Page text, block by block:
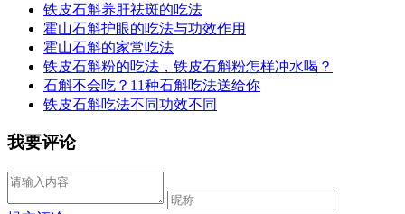
铁皮石斛养肝祛斑的吃法
霍山石斛护眼的吃法与功效作用
霍山石斛的家常吃法
铁皮石斛粉的吃法，铁皮石斛粉怎样冲水喝？
石斛不会吃？11种石斛吃法送给你
铁皮石斛吃法不同功效不同
我要评论